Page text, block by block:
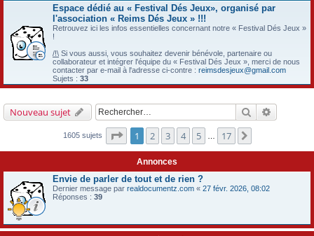
Espace dédié au « Festival Dés Jeux», organisé par
l'association « Reims Dés Jeux » !!!
Retrouvez ici les infos essentielles concernant notre « Festival Dés Jeux »
!
/!\ Si vous aussi, vous souhaitez devenir bénévole, partenaire ou
collaborateur et intégrer l'équipe du « Festival Dés Jeux », merci de nous
contacter par e-mail à l'adresse ci-contre : reimsdesjeux@gmail.com
Sujets : 33
Nouveau sujet Rechercher
1605 sujets Page sur17
1 2 3 4 5 17
Annonces
Envie de parler de tout et de rien ?
Dernier message par realdocumentz.com « 27 févr. 2026, 08:02
Réponses : 39